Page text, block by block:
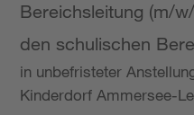
Bereichsleitung (m/
den schulischen
in unbefristeter
Kinderdorf Ammersee-